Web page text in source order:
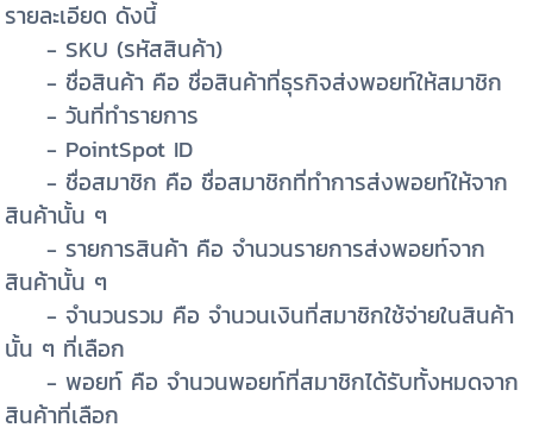
รายละเอียด ดังนี้
- SKU (รหัสสินค้า)
- ชื่อสินค้า คือ ชื่อสินค้าที่ธุรกิจส่งพอยท์ให้สมาชิก
- วันที่ทำรายการ
- PointSpot ID
- ชื่อสมาชิก คือ ชื่อสมาชิกที่ทำการส่งพอยท์ให้จาก
สินค้านั้น ๆ
- รายการสินค้า คือ จำนวนรายการส่งพอยท์จาก
สินค้านั้น ๆ
- จำนวนรวม คือ จำนวนเงินที่สมาชิกใช้จ่ายในสินค้า
นั้น ๆ ที่เลือก
- พอยท์ คือ จำนวนพอยท์ที่สมาชิกได้รับทั้งหมดจาก
สินค้าที่เลือก